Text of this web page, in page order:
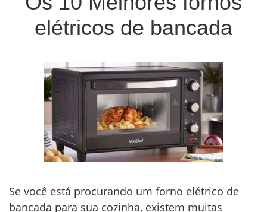
elétricos de bancada
Se você está procurando um forno elétrico de
bancada para sua cozinha, existem muitas